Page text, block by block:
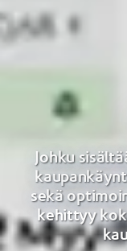
Johku
sekä
kehittyy